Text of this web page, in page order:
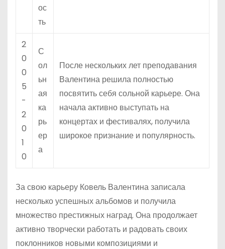
ос
ть
2
0
0
5
-
2
0
1
0
С
ол
ьн
ая
ка
рь
ер
а
После нескольких лет преподавания
Валентина решила полностью
посвятить себя сольной карьере. Она
начала активно выступать на
концертах и фестивалях, получила
широкое признание и популярность.
За свою карьеру Ковель Валентина записала
несколько успешных альбомов и получила
множество престижных наград. Она продолжает
активно творчески работать и радовать своих
поклонников новыми композициями и